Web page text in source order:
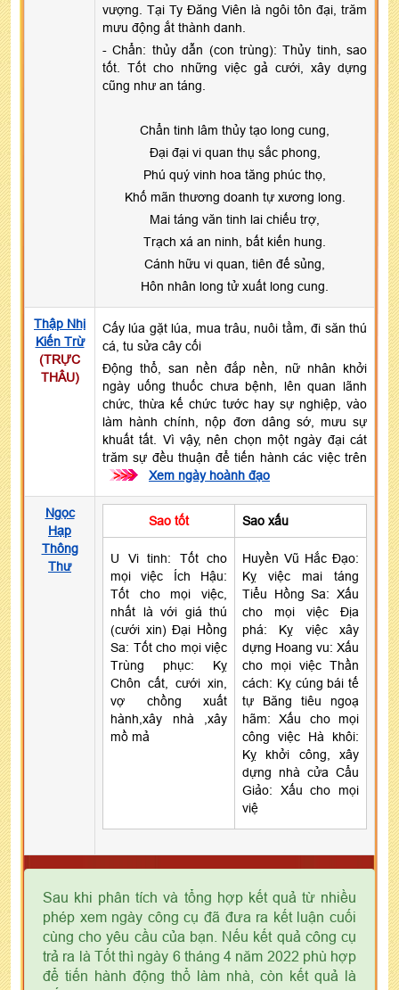
vượng. Tại Ty Đăng Viên là ngôi tôn đại, trăm
mưu động ắt thành danh.
- Chẩn: thủy dẫn (con trùng): Thủy tinh, sao
tốt. Tốt cho những việc gả cưới, xây dựng
cũng như an táng.
Chẩn tinh lâm thủy tạo long cung,
Đại đại vi quan thụ sắc phong,
Phú quý vinh hoa tăng phúc thọ,
Khố mãn thương doanh tự xương long.
Mai táng văn tinh lai chiếu trợ,
Trạch xá an ninh, bất kiến hung.
Cánh hữu vi quan, tiên đế sủng,
Hôn nhân long tử xuất long cung.
Thập Nhị
Kiến Trừ
(TRỰC
THÂU)
Cấy lúa gặt lúa, mua trâu, nuôi tằm, đi săn thú
cá, tu sửa cây cối
Động thổ, san nền đắp nền, nữ nhân khởi
ngày uống thuốc chưa bệnh, lên quan lãnh
chức, thừa kế chức tước hay sự nghiệp, vào
làm hành chính, nộp đơn dâng sớ, mưu sự
khuất tất. Vì vậy, nên chọn một ngày đại cát
trăm sự đều thuận để tiến hành các việc trên
>>>
Xem ngày hoành đạo
Ngọc
Hạp
Thông
Thư
Sao tốt Sao xấu
U Vi tinh: Tốt cho
mọi việc Ích Hậu:
Tốt cho mọi việc,
nhất là với giá thú
(cưới xin) Đại Hồng
Sa: Tốt cho mọi việc
Trùng phục: Kỵ
Chôn cất, cưới xin,
vợ chồng xuất
hành,xây nhà ,xây
mồ mả
Huyền Vũ Hắc Đạo:
Kỵ việc mai táng
Tiểu Hồng Sa: Xấu
cho mọi việc Địa
phá: Kỵ việc xây
dựng Hoang vu: Xấu
cho mọi việc Thần
cách: Kỵ cúng bái tế
tự Băng tiêu ngoạ
hãm: Xấu cho mọi
công việc Hà khôi:
Kỵ khởi công, xây
dựng nhà cửa Cẩu
Giảo: Xấu cho mọi
việ
Sau khi phân tích và tổng hợp kết quả từ nhiều
phép xem ngày công cụ đã đưa ra kết luận cuối
cùng cho yêu cầu của bạn. Nếu kết quả công cụ
trả ra là Tốt thì ngày 6 tháng 4 năm 2022 phù hợp
để tiến hành động thổ làm nhà, còn kết quả là